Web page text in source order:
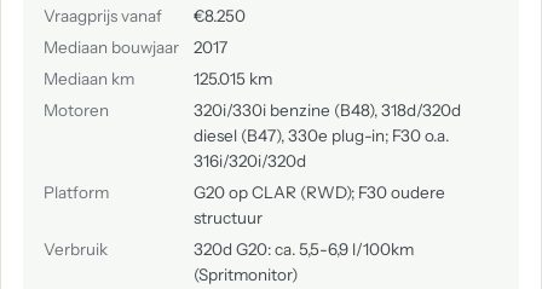
Vraagprijs vanaf
€8.250
Mediaan bouwjaar
2017
Mediaan km
125.015 km
Motoren
320i/330i benzine (B48), 318d/320d
diesel (B47), 330e plug-in; F30 o.a.
316i/320i/320d
Platform
G20 op CLAR (RWD); F30 oudere
structuur
Verbruik
320d G20: ca. 5,5-6,9 l/100km
(Spritmonitor)